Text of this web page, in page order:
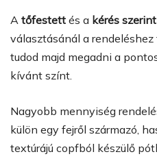
A tőfestett és a kérés
választásánál a
tudod majd megadni a
kívánt színt.
Nagyobb mennyiség
külön egy fejről származó,
textúrájú copfból készülő